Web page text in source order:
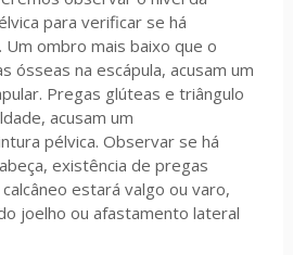
para verificar se há
ombro mais baixo que o
ósseas na escápula, acusam um
Pregas glúteas e triângulo
acusam um
pélvica. Observar se há
existência de pregas
estará valgo ou varo,
joelho ou afastamento lateral